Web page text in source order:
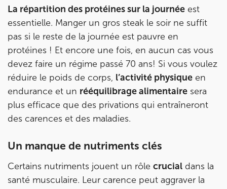
La répartition des protéines sur la journée est
essentielle. Manger un gros steak le soir ne suffit
pas si le reste de la journée est pauvre en
protéines ! Et encore une fois, en aucun cas vous
devez faire un régime passé 70 ans! Si vous voulez
réduire le poids de corps, l’activité physique en
endurance et un rééquilibrage alimentaire sera
plus efficace que des privations qui entraîneront
des carences et des maladies.
Un manque de nutriments clés
Certains nutriments jouent un rôle crucial dans la
santé musculaire. Leur carence peut aggraver la